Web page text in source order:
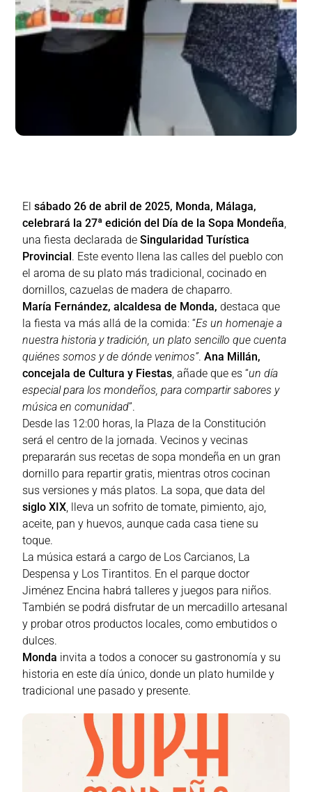
Elsábado 26 de abril de 2025, Monda, Málaga,
celebrará la 27ª edición del Día de la Sopa Mondeña
una fiesta declarada deSingularidad Turística
Provincial. Este evento llena las calles del pueblo con
el aroma de su plato más tradicional, cocinado en
dornillos, cazuelas de madera de chaparro.
María Fernández, alcaldesa de Monda, destaca que
la fiesta va más allá de la comida: “Es un homenaje a
nuestra historia y tradición, un plato sencillo que cuenta
quiénes somos y de dónde venimos”.Ana Millán,
concejala de Cultura y Fiestas , añade que es “un día
especial para los mondeños, para compartir sabores y
música en comunidad”.
Desde las 12:00 horas, la Plaza de la Constitución
será el centro de la jornada. Vecinos y vecinas
prepararán sus recetas de sopa mondeña en un gran
dornillo para repartir gratis, mientras otros cocinan
sus versiones y más platos. La sopa, que data del
siglo XIX , lleva un sofrito de tomate, pimiento, ajo,
aceite, pan y huevos, aunque cada casa tiene su
toque.
La música estará a cargo de Los Carcianos, La
Despensa y Los Tirantitos. En el parque doctor
Jiménez Encina habrá talleres y juegos para niños.
También se podrá disfrutar de un mercadillo artesanal
y probar otros productos locales, como embutidos o
dulces.
Monda invita a todos a conocer su gastronomía y su
historia en este día único, donde un plato humilde y
tradicional une pasado y presente.